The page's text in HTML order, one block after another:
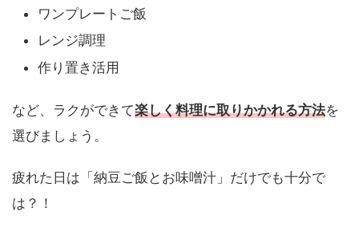
ワンプレートご飯
レンジ調理
作り置き活用
など、ラクができて楽しく料理に取りかかれる方法を
選びましょう。
疲れた日は「納豆ご飯とお味噌汁」だけでも十分で
は？！